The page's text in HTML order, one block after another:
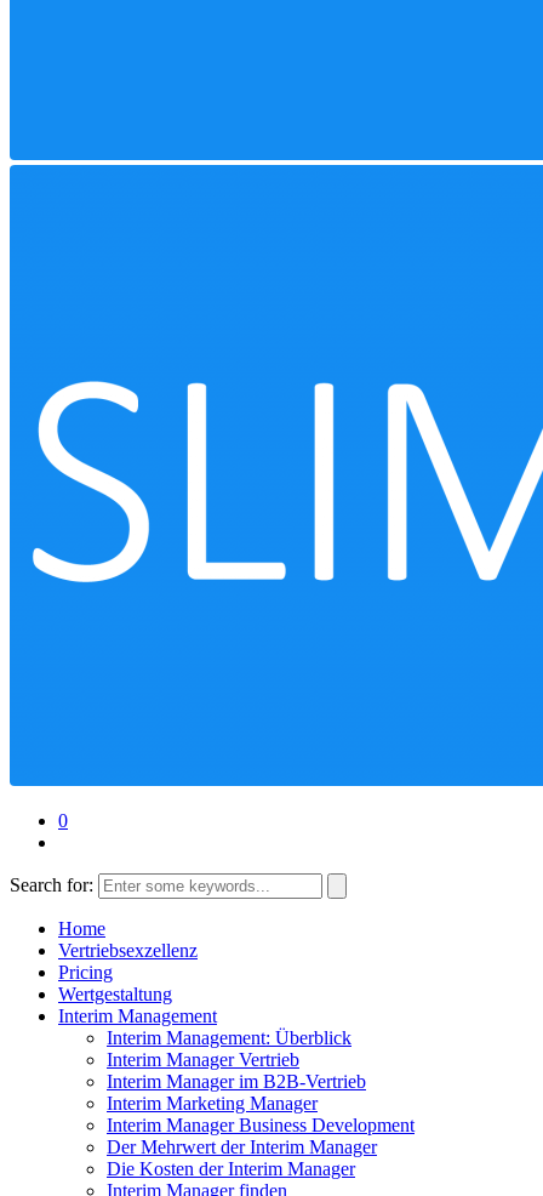
0
Search for:
Home
Vertriebsexzellenz
Pricing
Wertgestaltung
Interim Management
Interim Management: Überblick
Interim Manager Vertrieb
Interim Manager im B2B-Vertrieb
Interim Marketing Manager
Interim Manager Business Development
Der Mehrwert der Interim Manager
Die Kosten der Interim Manager
Interim Manager finden